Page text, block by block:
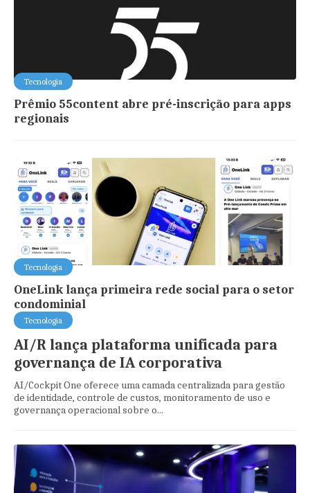
Tecnologia
Prêmio 55content abre pré-inscrição para apps
regionais
Tecnologia
OneLink lança primeira rede social para o setor
condominial
Tecnologia
AI/R lança plataforma unificada para
governança de IA corporativa
AI/Cockpit One oferece uma camada centralizada para gestão
de identidade, controle de custos, monitoramento de uso e
governança operacional sobre o...